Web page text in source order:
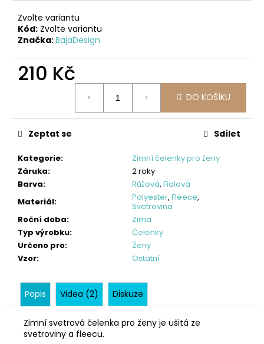
Zvolte variantu
Kód: Zvolte variantu
Značka:BajaDesign
210 Kč
DO KOŠÍKU
Kategorie:
Zimní čelenky pro ženy
Záruka:
2 roky
Barva: Růžová, Fialová
Materiál: Polyester, Fleece,
Svetrovina
Roční doba:
Zima
Typ výrobku:
Čelenky
Určeno pro:
Ženy
Vzor: Ostatní
Zeptat se Sdílet
Popis Videa (2) Diskuze
Zimní svetrová čelenka pro ženy je ušitá ze
svetroviny a fleecu.
o
p
o
r
u
e
m
LETNÍ
ŠATY
V,
NOČNÍ
KVĚTY
950
Kč